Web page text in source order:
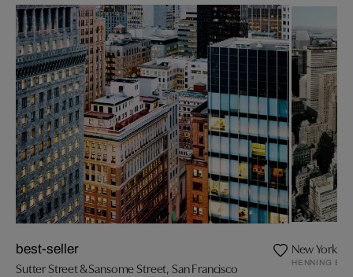
best-seller
Sutter Street & Sansome Street, San Francisco
New York
HENNING